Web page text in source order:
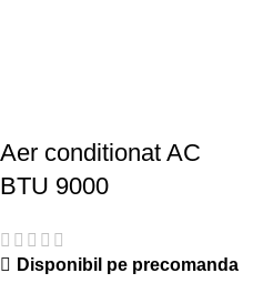
Aer conditionat AC
BTU 9000
Disponibil pe precomanda